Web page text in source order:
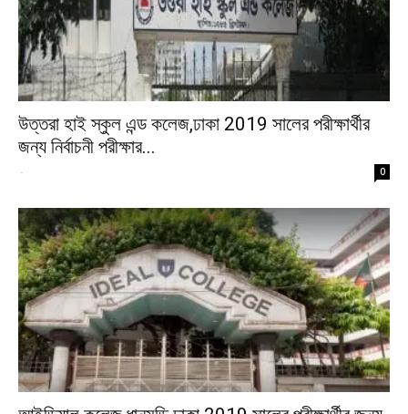
উত্তরা হাই স্কুল এন্ড কলেজ,ঢাকা 2019 সালের পরীক্ষার্থীর
জন্য নির্বাচনী পরীক্ষার...
- 0